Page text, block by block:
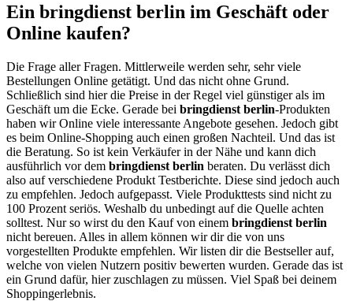
Ein bringdienst berlin im Geschäft oder
Online kaufen?
Die Frage aller Fragen. Mittlerweile werden sehr, sehr viele
Bestellungen Online getätigt. Und das nicht ohne Grund.
Schließlich sind hier die Preise in der Regel viel günstiger als im
Geschäft um die Ecke. Gerade bei bringdienst berlin-Produkten
haben wir Online viele interessante Angebote gesehen. Jedoch gibt
es beim Online-Shopping auch einen großen Nachteil. Und das ist
die Beratung. So ist kein Verkäufer in der Nähe und kann dich
ausführlich vor dem bringdienst berlin beraten. Du verlässt dich
also auf verschiedene Produkt Testberichte. Diese sind jedoch auch
zu empfehlen. Jedoch aufgepasst. Viele Produkttests sind nicht zu
100 Prozent seriös. Weshalb du unbedingt auf die Quelle achten
solltest. Nur so wirst du den Kauf von einem bringdienst berlin
nicht bereuen. Alles in allem können wir dir die von uns
vorgestellten Produkte empfehlen. Wir listen dir die Bestseller auf,
welche von vielen Nutzern positiv bewerten wurden. Gerade das ist
ein Grund dafür, hier zuschlagen zu müssen. Viel Spaß bei deinem
Shoppingerlebnis.